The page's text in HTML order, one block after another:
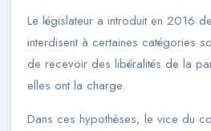
Le législateur a introduit en 2016
interdisent à certaines catégories
de recevoir des libéralités de la
elles ont la charge.
Dans ces hypothèses, le vice du